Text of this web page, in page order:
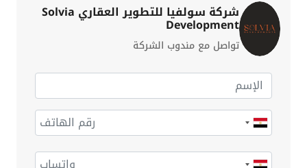
شركة سولفيا للتطوير العقاري Solvia
Development
تواصل مع مندوب الشركة